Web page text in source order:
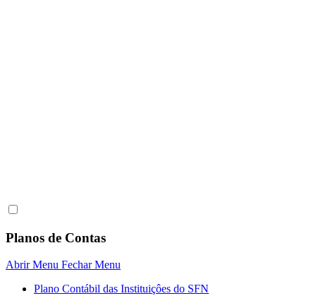
Planos de Contas
Abrir Menu Fechar Menu
Plano Contábil das Instituiçôes do SFN